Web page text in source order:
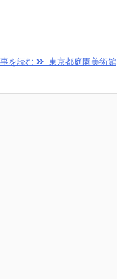
を読む 東京都庭園美術館